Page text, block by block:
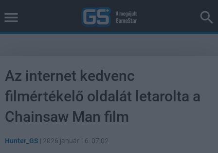
Az internet kedvenc
filmértékelő oldalát letarolta a
Chainsaw Man film
Hunter_GS | 2026 január 16. 07:02